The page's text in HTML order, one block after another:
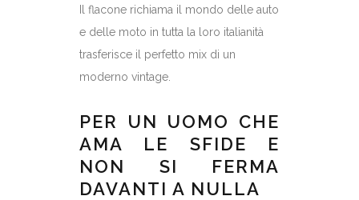
Il flacone richiama il mondo delle auto
e delle moto in tutta la loro italianità
trasferisce il perfetto mix di un
moderno vintage.
PER UN UOMO CHE
AMA LE SFIDE E
NON SI FERMA
DAVANTI A NULLA